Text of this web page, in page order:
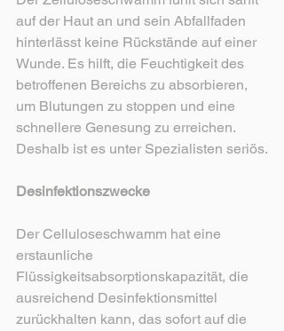
auf der Haut an und sein Abfallfaden
hinterlässt keine Rückstände auf einer
Wunde. Es hilft, die Feuchtigkeit des
betroffenen Bereichs zu absorbieren,
um Blutungen zu stoppen und eine
schnellere Genesung zu erreichen.
Deshalb ist es unter Spezialisten seriös.
Desinfektionszwecke
Der Celluloseschwamm hat eine
erstaunliche
Flüssigkeitsabsorptionskapazität, die
ausreichend Desinfektionsmittel
zurückhalten kann, das sofort auf die